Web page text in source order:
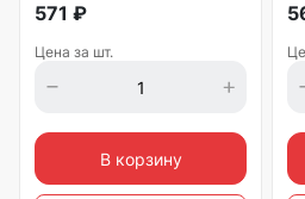
571 ₽
Цена за шт.
В корзину